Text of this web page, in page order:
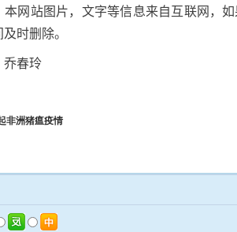
本网站图片，文字等信息来自互联网，
时删除。
乔春玲
非洲猪瘟疫情